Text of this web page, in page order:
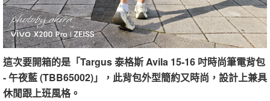
這次要開箱的是「Targus 泰格斯 Avila 15-16 吋時尚筆電背包
- 午夜藍 (TBB65002)」，此背包外型簡約又時尚，設計上兼具
休閒跟上班風格。